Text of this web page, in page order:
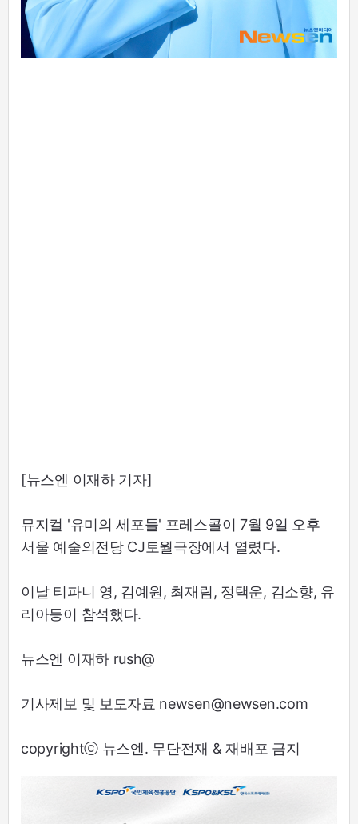
[뉴스엔 이재하 기자]
뮤지컬 '유미의 세포들' 프레스콜이 7월 9일 오후
서울 예술의전당 CJ토월극장에서 열렸다.
이날 티파니 영, 김예원, 최재림, 정택운, 김소향, 유
리아등이 참석했다.
뉴스엔 이재하 rush@
기사제보 및 보도자료 newsen@newsen.com
copyrightⓒ 뉴스엔. 무단전재 & 재배포 금지